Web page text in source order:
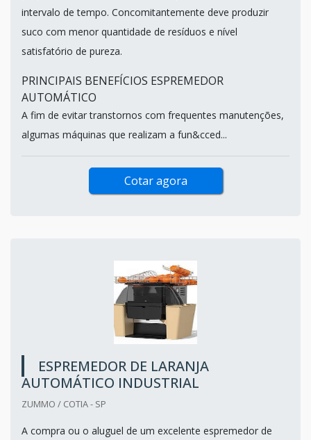
intervalo de tempo. Concomitantemente deve produzir
suco com menor quantidade de resíduos e nível
satisfatório de pureza.
PRINCIPAIS BENEFÍCIOS ESPREMEDOR
AUTOMÁTICO
A fim de evitar transtornos com frequentes manutenções,
algumas máquinas que realizam a fun&cced...
Cotar agora
ESPREMEDOR DE LARANJA
AUTOMÁTICO INDUSTRIAL
ZUMMO / COTIA - SP
A compra ou o aluguel de um excelente espremedor de